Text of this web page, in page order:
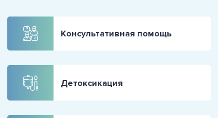
Консультативная помощь
Детоксикация